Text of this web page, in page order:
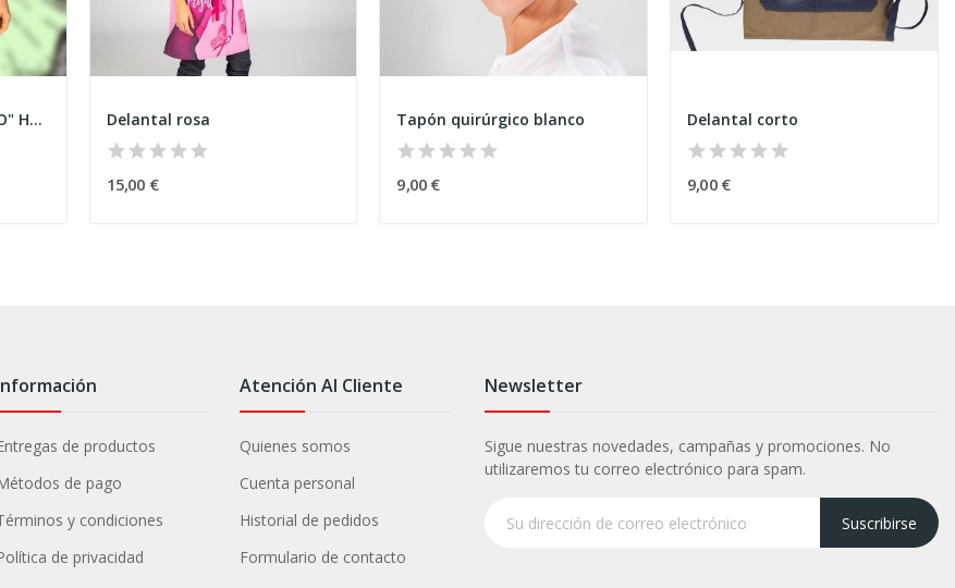
Delantal "Fantasma BOO" Halloween Delantal rosa
15,00 €
Tapón quirúrgico blanco
9,00 €
Delantal corto
9,00 €
de productos
de pago
y condiciones
de privacidad
Atención Al Cliente
Quienes somos
Cuenta personal
Historial de pedidos
Formulario de contacto
Newsletter
Sigue nuestras novedades, campañas y promociones. No
utilizaremos tu correo electrónico para spam.
Suscribirse